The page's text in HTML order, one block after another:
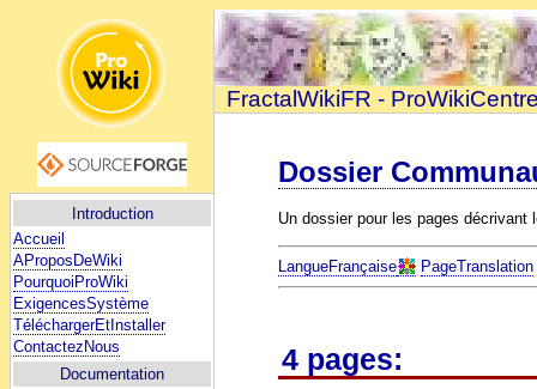
Introduction
Accueil
AProposDeWiki
PourquoiProWiki
ExigencesSystème
TéléchargerEtInstaller
ContactezNous
Documentation
FractalWikiFR -
Dossier
Un dossier pour les pages décrivant
LangueFrançaise PageTranslation
4 pages: